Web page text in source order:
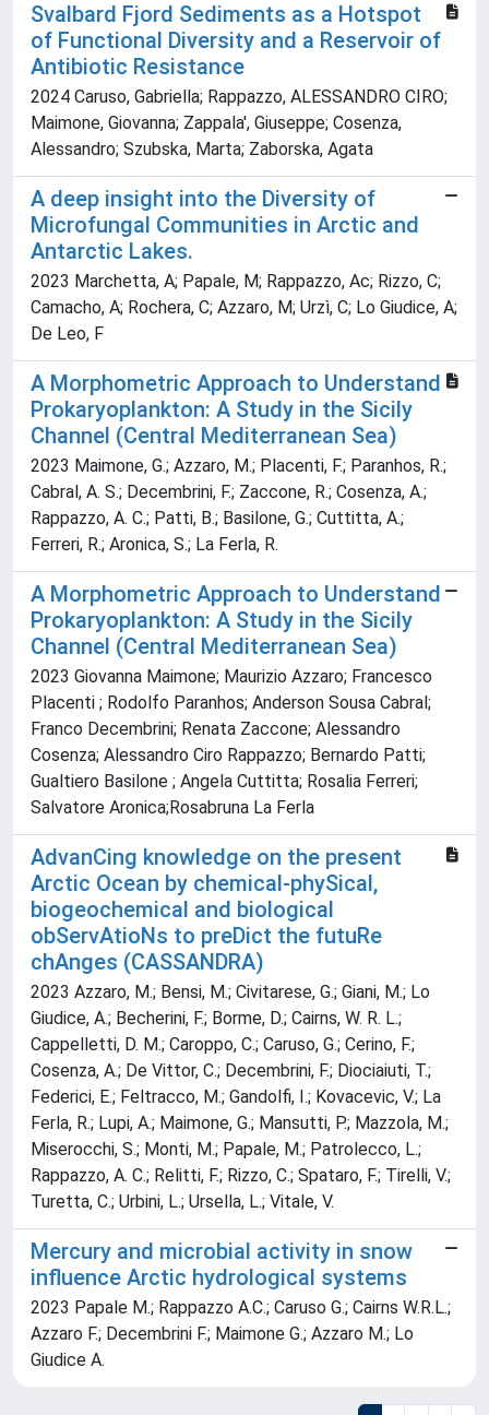
Svalbard Fjord Sediments as a Hotspot
of Functional Diversity and a Reservoir of
Antibiotic Resistance
2024 Caruso, Gabriella; Rappazzo, ALESSANDRO CIRO;
Maimone, Giovanna; Zappala', Giuseppe; Cosenza,
Alessandro; Szubska, Marta; Zaborska, Agata
A deep insight into the Diversity of
Microfungal Communities in Arctic and
Antarctic Lakes.
2023 Marchetta, A; Papale, M; Rappazzo, Ac; Rizzo, C;
Camacho, A; Rochera, C; Azzaro, M; Urzì, C; Lo Giudice, A;
De Leo, F
A Morphometric Approach to Understand
Prokaryoplankton: A Study in the Sicily
Channel (Central Mediterranean Sea)
2023 Maimone, G.; Azzaro, M.; Placenti, F.; Paranhos, R.;
Cabral, A. S.; Decembrini, F.; Zaccone, R.; Cosenza, A.;
Rappazzo, A. C.; Patti, B.; Basilone, G.; Cuttitta, A.;
Ferreri, R.; Aronica, S.; La Ferla, R.
A Morphometric Approach to Understand
Prokaryoplankton: A Study in the Sicily
Channel (Central Mediterranean Sea)
2023 Giovanna Maimone; Maurizio Azzaro; Francesco
Placenti ; Rodolfo Paranhos; Anderson Sousa Cabral;
Franco Decembrini; Renata Zaccone; Alessandro
Cosenza; Alessandro Ciro Rappazzo; Bernardo Patti;
Gualtiero Basilone ; Angela Cuttitta; Rosalia Ferreri;
Salvatore Aronica;Rosabruna La Ferla
AdvanCing knowledge on the present
Arctic Ocean by chemical-phySical,
biogeochemical and biological
obServAtioNs to preDict the futuRe
chAnges (CASSANDRA)
2023 Azzaro, M.; Bensi, M.; Civitarese, G.; Giani, M.; Lo
Giudice, A.; Becherini, F.; Borme, D.; Cairns, W. R. L.;
Cappelletti, D. M.; Caroppo, C.; Caruso, G.; Cerino, F.;
Cosenza, A.; De Vittor, C.; Decembrini, F.; Diociaiuti, T.;
Federici, E.; Feltracco, M.; Gandolfi, I.; Kovacevic, V.; La
Ferla, R.; Lupi, A.; Maimone, G.; Mansutti, P.; Mazzola, M.;
Miserocchi, S.; Monti, M.; Papale, M.; Patrolecco, L.;
Rappazzo, A. C.; Relitti, F.; Rizzo, C.; Spataro, F.; Tirelli, V.;
Turetta, C.; Urbini, L.; Ursella, L.; Vitale, V.
Mercury and microbial activity in snow
influence Arctic hydrological systems
2023 Papale M.; Rappazzo A.C.; Caruso G.; Cairns W.R.L.;
Azzaro F.; Decembrini F.; Maimone G.; Azzaro M.; Lo
Giudice A.